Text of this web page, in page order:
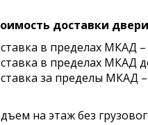
доставки
в пределах
в пределах МКАД
за пределы
на этаж без